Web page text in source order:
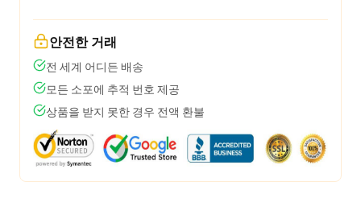
안전한 거래
전 세계 어디든 배송
모든 소포에 추적 번호 제공
상품을 받지 못한 경우 전액 환불